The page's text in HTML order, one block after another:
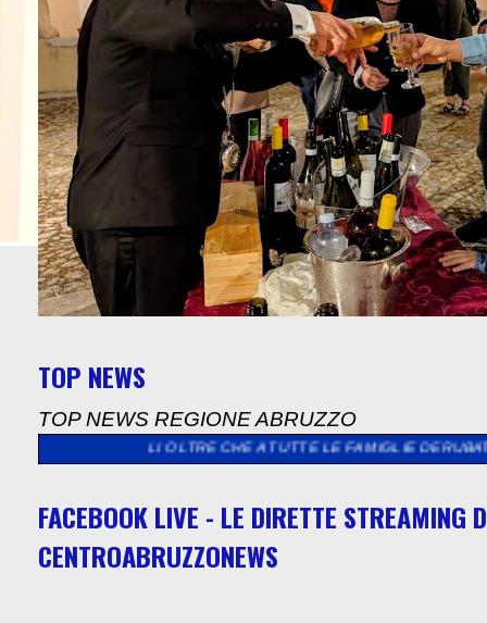
TOP NEWS
TOP NEWS REGIONE ABRUZZO
OLTRE CHE A TUTTE LE FAMIGLIE DERUBATE E LANCIA
FACEBOOK LIVE - LE DIRETTE STREAMING
CENTROABRUZZONEWS